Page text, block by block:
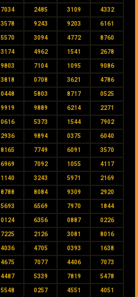
7034 2485 3109 4332
3578 9243 9203 6161
5570 3094 4772 8760
3174 4962 1541 2678
9803 7104 1095 9086
3818 0708 3621 4786
0448 5803 8717 0525
9919 9889 6214 2271
0616 5373 1544 7902
2936 9894 0375 6040
8165 7749 6091 3570
6969 7092 1055 4117
1140 3243 5971 2169
8788 8084 9309 2920
5693 6569 7970 1844
0124 6356 0887 0226
7225 2126 3081 8016
4036 4705 0393 1638
4675 7077 4406 7073
4487 5339 7819 5478
5548 0257 4551 4051